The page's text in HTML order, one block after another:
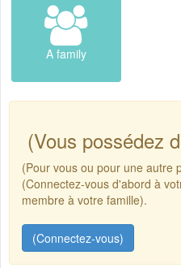
A family
(Vous possédez
(Pour vous ou pour une autre
(Connectez-vous d'abord à
membre à votre famille).
(Connectez-vous)